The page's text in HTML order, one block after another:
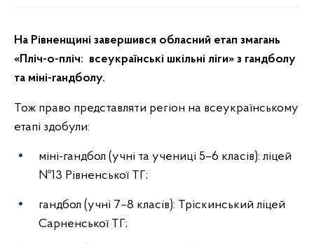
На Рівненщині завершився обласний етап змагань
«Пліч-о-пліч: всеукраїнські шкільні ліги» з гандболу
та міні-гандболу.
Тож право представляти регіон на всеукраїнському
етапі здобули:
міні-гандбол (учні та учениці 5–6 класів): ліцей
№13 Рівненської ТГ;
гандбол (учні 7–8 класів): Тріскинський ліцей
Сарненської ТГ;